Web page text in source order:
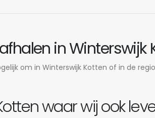
in Winterswijk
om in Winterswijk Kotten of in de
waar wij ook